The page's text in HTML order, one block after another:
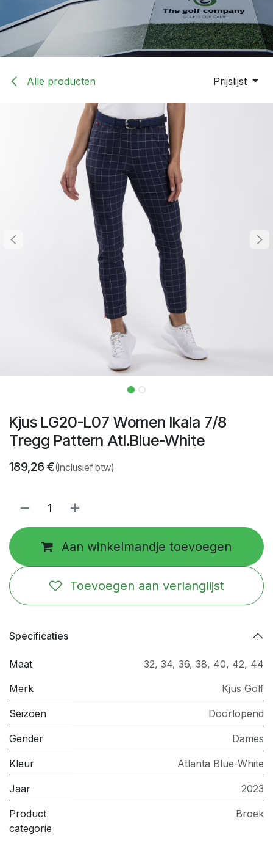
Alle producten Prijslijst
Kjus LG20-L07 Women Ikala 7/8
Tregg Pattern Atl.Blue-White
189,26 €(Inclusief btw)
Aan winkelmandje toevoegen
Toevoegen aan verlanglijst
Specificaties
Maat 32, 34, 36, 38, 40, 42, 44
Merk
Kjus Golf
Seizoen Doorlopend
Gender Dames
Kleur Atlanta Blue-White
Jaar 2023
Product
categorie
Broek